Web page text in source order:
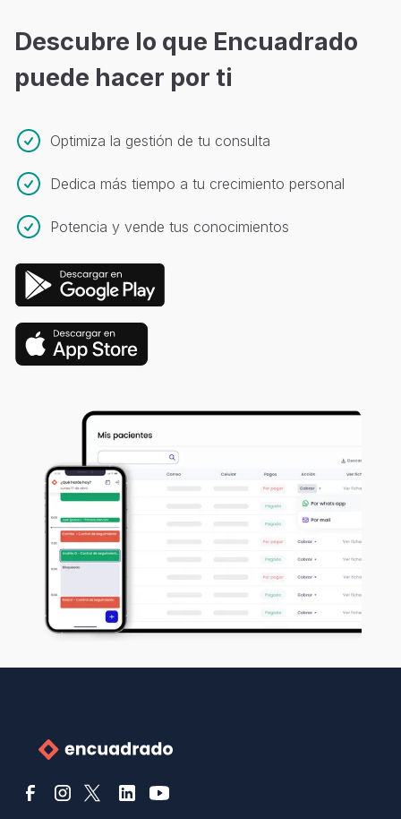
serás atendido por un humano, nuestros horarios de
atención son de 8 AM a 10 PM de lunes a viernes y
sábados de 9 AM a 2 PM.
Descubre lo que Encuadrado
puede hacer por ti
Optimiza la gestión de tu consulta
Dedica más tiempo a tu crecimiento personal
Potencia y vende tus conocimientos